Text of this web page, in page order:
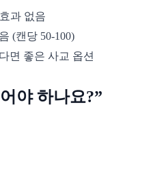
과 없음
(캔당 50-100)
면 좋은 사교 옵션
야 하나요?”